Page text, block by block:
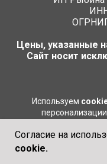
Согласие на
cookie.
Цены, указанные
Сайт носит
Используем